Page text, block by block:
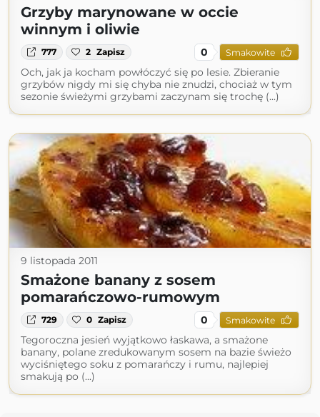
Grzyby marynowane w occie
winnym i oliwie
777 2 Zapisz 0 Smakowite
Och, jak ja kocham powłóczyć się po lesie. Zbieranie
grzybów nigdy mi się chyba nie znudzi, chociaż w tym
sezonie świeżymi grzybami zaczynam się trochę (...)
9 listopada 2011
Smażone banany z sosem
pomarańczowo-rumowym
729 0 Zapisz 0 Smakowite
Tegoroczna jesień wyjątkowo łaskawa, a smażone
banany, polane zredukowanym sosem na bazie świeżo
wyciśniętego soku z pomarańczy i rumu, najlepiej
smakują po (...)